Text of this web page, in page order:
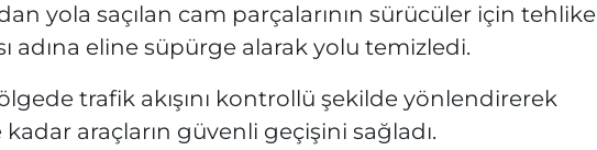
yola saçılan cam parçalarının sürücüler için tehlike
adına eline süpürge alarak yolu temizledi.
trafik akışını kontrollü şekilde yönlendirerek
araçların güvenli geçişini sağladı.